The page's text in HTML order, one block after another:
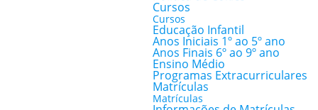
Cursos
Cursos
Educação Infantil
Anos Iniciais 1º ao 5º ano
Anos Finais 6º ao 9º ano
Ensino Médio
Programas Extracurriculares
Matrículas
Matrículas